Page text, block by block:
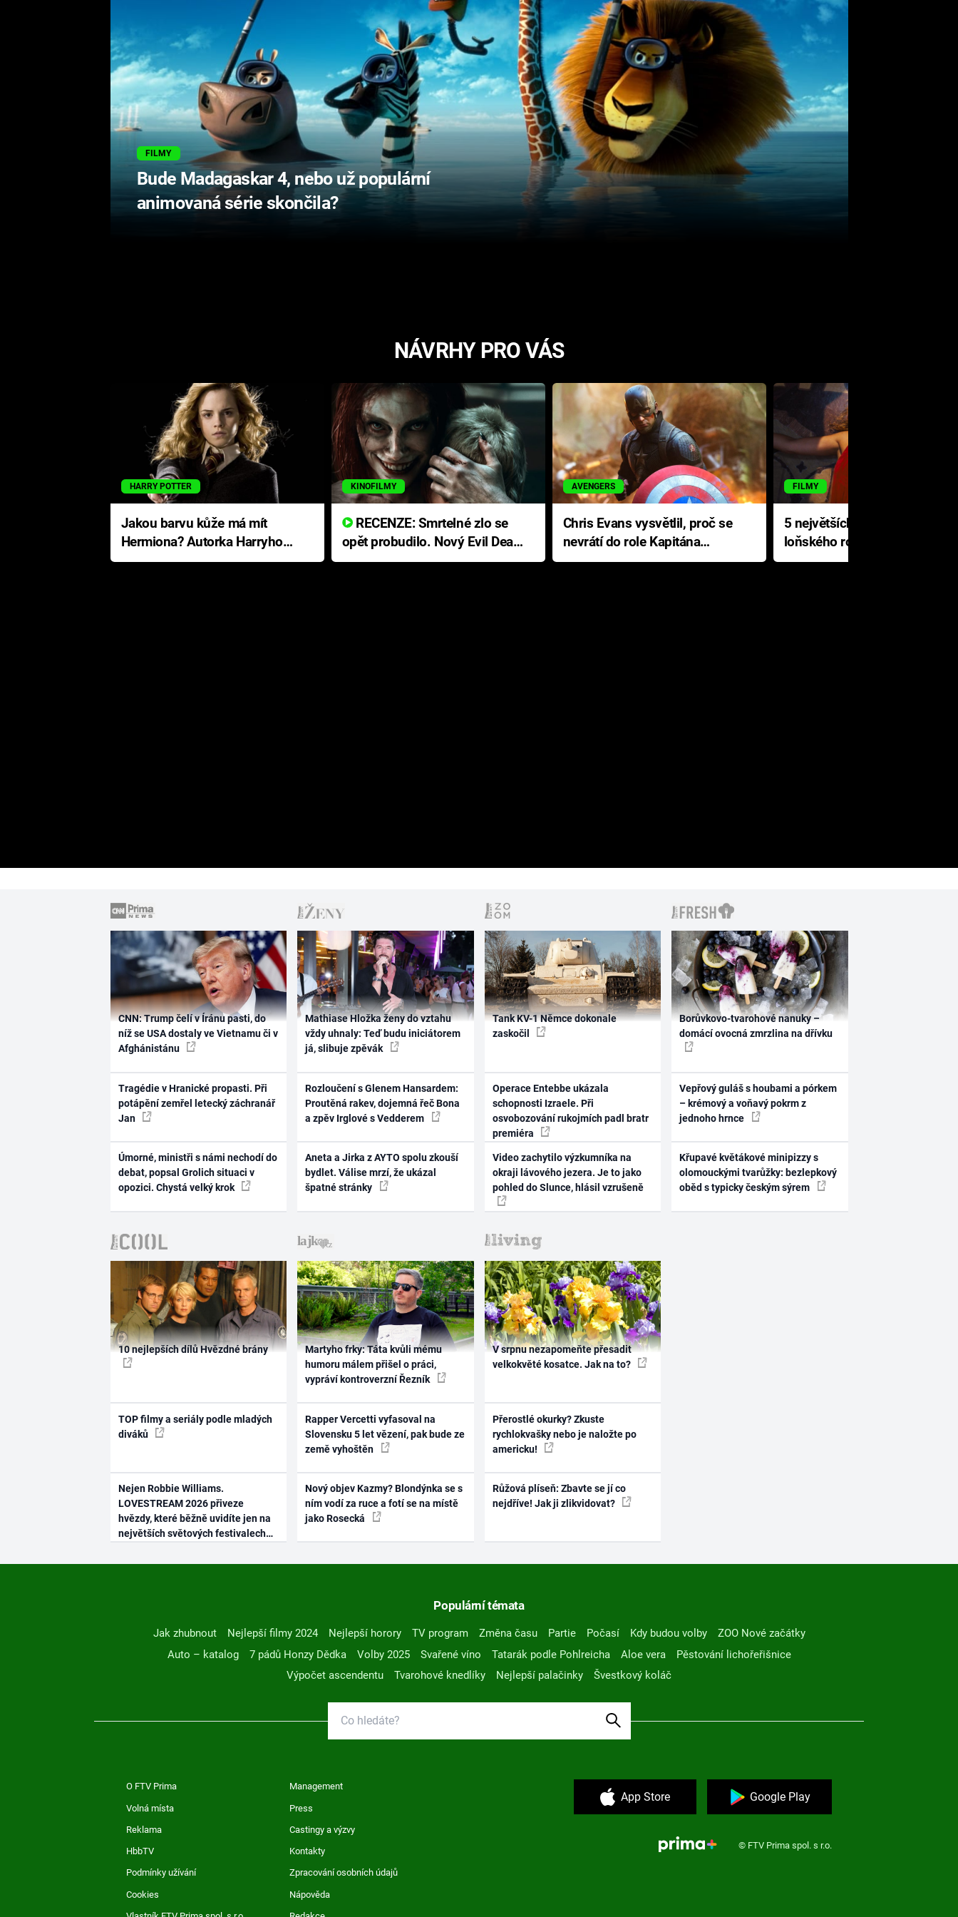
FILMY
Bude Madagaskar 4, nebo už populární
animovaná série skončila?
NÁVRHY PRO VÁS
HARRY POTTER
Jakou barvu kůže má mít
Hermiona? Autorka Harryho
Pottera přišla s ráznou
KINOFILMY
RECENZE: Smrtelné zlo se
opět probudilo. Nový Evil Dead
přichází s neodolatelnou
AVENGERS
Chris Evans vysvětlil, proč se
nevrátí do role Kapitána
Ameriky
FILMY
5 největších propadáků
loňského roku: Disney na
jediné katastrofě prodělal 200
CNN: Trump čelí v Íránu pasti, do
níž se USA dostaly ve Vietnamu či v
Afghánistánu
Tragédie v Hranické propasti. Při
potápění zemřel letecký záchranář
Jan
Úmorné, ministři s námi nechodí do
debat, popsal Grolich situaci v
opozici. Chystá velký krok
Mathiase Hložka ženy do vztahu
vždy uhnaly: Teď budu iniciátorem
já, slibuje zpěvák
Rozloučení s Glenem Hansardem:
Proutěná rakev, dojemná řeč Bona
a zpěv Irglové s Vedderem
Aneta a Jirka z AYTO spolu zkouší
bydlet. Válise mrzí, že ukázal
špatné stránky
Tank KV-1 Němce dokonale
zaskočil
Operace Entebbe ukázala
schopnosti Izraele. Při
osvobozování rukojmích padl bratr
premiéra
Video zachytilo výzkumníka na
okraji lávového jezera. Je to jako
pohled do Slunce, hlásil vzrušeně
Borůvkovo-tvarohové nanuky –
domácí ovocná zmrzlina na dřívku
Vepřový guláš s houbami a pórkem
– krémový a voňavý pokrm z
jednoho hrnce
Křupavé květákové minipizzy s
olomouckými tvarůžky: bezlepkový
oběd s typicky českým sýrem
10 nejlepších dílů Hvězdné brány
TOP filmy a seriály podle mladých
diváků
Nejen Robbie Williams.
LOVESTREAM 2026 přiveze
hvězdy, které běžně uvidíte jen na
největších světových festivalech
Martyho frky: Táta kvůli mému
humoru málem přišel o práci,
vypráví kontroverzní Řezník
Rapper Vercetti vyfasoval na
Slovensku 5 let vězení, pak bude ze
země vyhoštěn
Nový objev Kazmy? Blondýnka se s
ním vodí za ruce a fotí se na místě
jako Rosecká
V srpnu nezapomeňte přesadit
velkokvěté kosatce. Jak na to?
Přerostlé okurky? Zkuste
rychlokvašky nebo je naložte po
americku!
Růžová plíseň: Zbavte se jí co
nejdříve! Jak ji zlikvidovat?
Populární témata
Jak zhubnout Nejlepší filmy 2024 Nejlepší horory TV program Změna času Partie Počasí Kdy budou volby
ZOO Nové začátky
Auto – katalog
7 pádů Honzy Dědka Volby 2025 Svařené víno Tatarák podle Pohlreicha Aloe vera
Pěstování lichořeřišnice
Výpočet ascendentu
Tvarohové knedlíky Nejlepší palačinky Švestkový koláč
O FTV Prima Management
Volná místa Press
Reklama Castingy a výzvy
HbbTV Kontakty
Podmínky užívání Zpracování osobních údajů
Cookies Nápověda
App Store Google Play
© FTV Prima spol. s r.o.